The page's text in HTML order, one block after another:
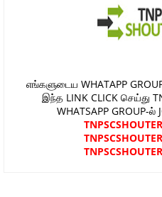
எங்களுடைய WHATAPP
இந்த LINK CLICK செய்து
WHATSAPP